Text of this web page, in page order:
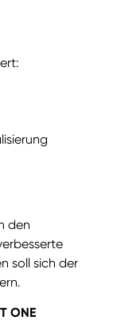
den
soll sich der
ONE